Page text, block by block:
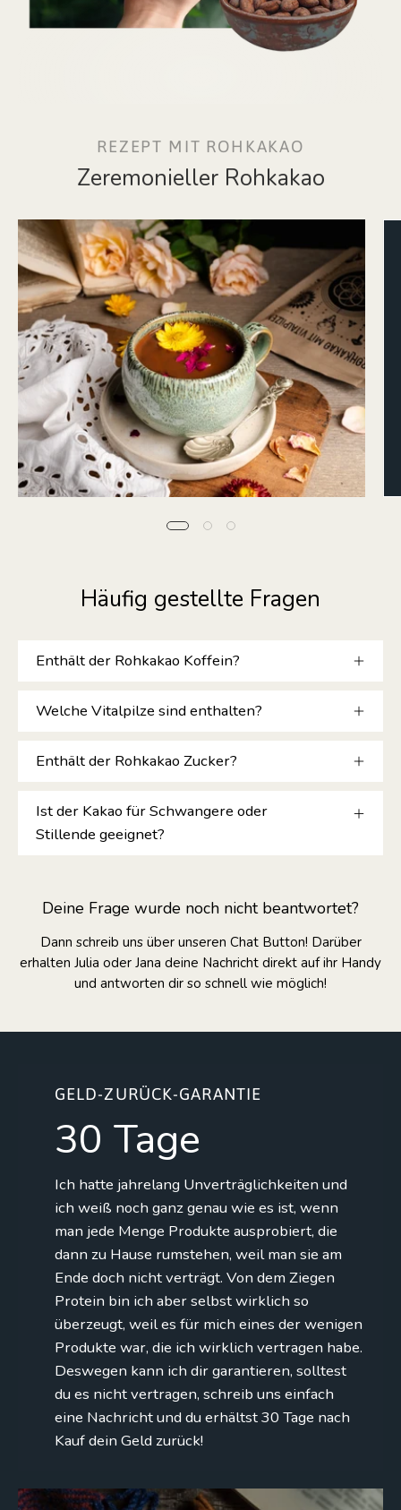
REZEPT MIT ROHKAKAO
Zeremonieller Rohkakao
Häufig gestellte Fragen
Enthält der Rohkakao Koffein?
Welche Vitalpilze sind enthalten?
Enthält der Rohkakao Zucker?
Ist der Kakao für Schwangere oder
Stillende geeignet?
Deine Frage wurde noch nicht beantwortet?
Dann schreib uns über unseren Chat Button! Darüber
erhalten Julia oder Jana deine Nachricht direkt auf ihr Handy
und antworten dir so schnell wie möglich!
GELD-ZURÜCK-GARANTIE
30 Tage
Ich hatte jahrelang Unverträglichkeiten und
ich weiß noch ganz genau wie es ist, wenn
man jede Menge Produkte ausprobiert, die
dann zu Hause rumstehen, weil man sie am
Ende doch nicht verträgt. Von dem Ziegen
Protein bin ich aber selbst wirklich so
überzeugt, weil es für mich eines der wenigen
Produkte war, die ich wirklich vertragen habe.
Deswegen kann ich dir garantieren, solltest
du es nicht vertragen, schreib uns einfach
eine Nachricht und du erhältst 30 Tage nach
Kauf dein Geld zurück!